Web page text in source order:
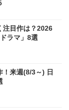
注目作は？2026
ラマ」8選
！来週(8/3～) 日